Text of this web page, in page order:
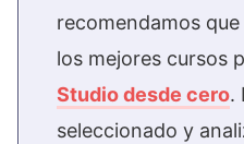
recomendamos
los mejores cursos
Studio desde cero.
seleccionado y